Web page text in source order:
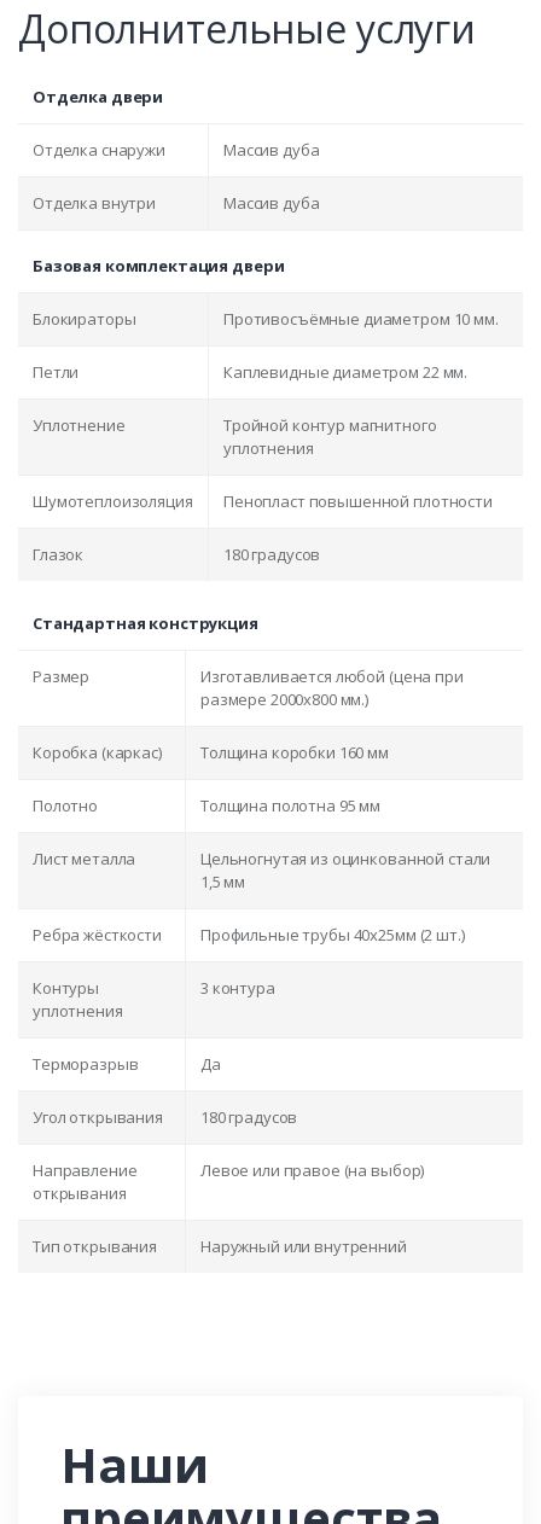
Дополнительные услуги
Отделка двери
Отделка снаружи Массив дуба
Отделка внутри Массив дуба
Базовая комплектация двери
Блокираторы Противосъёмные диаметром 10 мм.
Петли Каплевидные диаметром 22 мм.
Уплотнение
Тройной контур магнитного
уплотнения
Шумотеплоизоляция Пенопласт повышенной плотности
Глазок 180 градусов
Стандартная конструкция
Размер
Изготавливается любой (цена при
размере 2000x800 мм.)
Коробка (каркас) Толщина коробки 160 мм
Полотно Толщина полотна 95 мм
Лист металла
Цельногнутая из оцинкованной стали
1,5 мм
Ребра жёсткости Профильные трубы 40х25мм (2 шт.)
Контуры
уплотнения
3 контура
Терморазрыв Да
Угол открывания 180 градусов
Направление
открывания
Левое или правое (на выбор)
Тип открывания Наружный или внутренний
Наши